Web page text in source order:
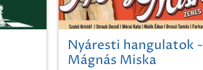
Nyáresti hangulatok -
Mágnás Miska